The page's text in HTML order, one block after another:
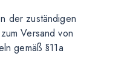
der zuständigen
Versand von
gemäß §11a